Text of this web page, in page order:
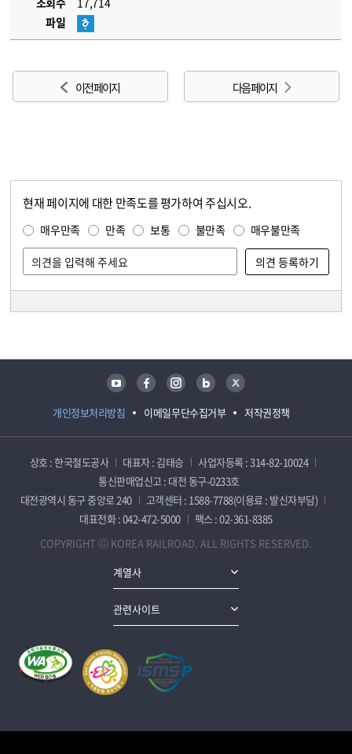
파일
이전 페이지 다음 페이지
현재 페이지에 대한 만족도를 평가하여 주십시오.
매우만족 만족 보통 불만족 매우불만족
개인정보처리방침 이메일무단수집거부 저작권정책
유튜브 페이스북 인스타그램 블로그 트위터
상호 : 한국철도공사 대표자 : 김태승
사업자등록 : 314-82-10024
통신판매업신고 : 대전 동구-0233호
대전광역시 동구 중앙로 240
고객센터 : 1588-7788(이용료 : 발신자부담)
대표전화 : 042-472-5000
팩스 : 02-361-8385
COPYRIGHT ⓒ KOREA RAILROAD. ALL RIGHTS RESERVED.
계열사
관련사이트